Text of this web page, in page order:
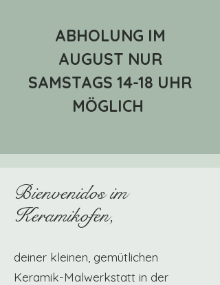
ABHOLUNG IM
AUGUST NUR
SAMSTAGS 14-18 UHR
MÖGLICH
Bienvenidos im
Keramikofen,
deiner kleinen, gemütlichen
Keramik-Malwerkstatt in der